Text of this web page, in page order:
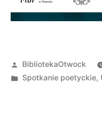
BibliotekaOtwock
Spotkanie poetyckie,